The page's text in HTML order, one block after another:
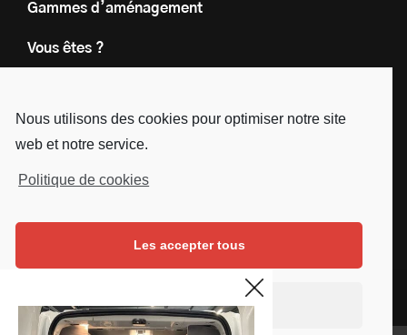
Nous utilisons des cookies pour optimiser notre site
web et notre service.
Politique de cookies
Les accepter tous
Continuer sans accepter
Gammes d’aménagement
Vous êtes ?
Le groupe
Instagram
Linkedin
Youtube